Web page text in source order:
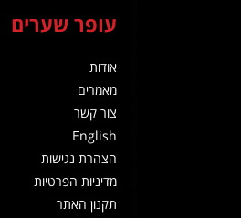
עופר שערים
אודות
מאמרים
צור קשר
English
הצהרת נגישות
מדיניות הפרטיות
תקנון האתר